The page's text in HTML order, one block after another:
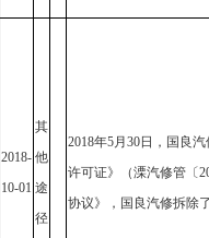
2018-
10-01
其
他
途
径
2018年5月30日，国良
许可证》（溧汽修管〔
协议》，国良汽修拆除